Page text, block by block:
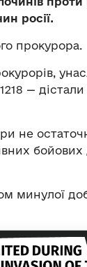
росії.
прокурора.
—
не
минулої